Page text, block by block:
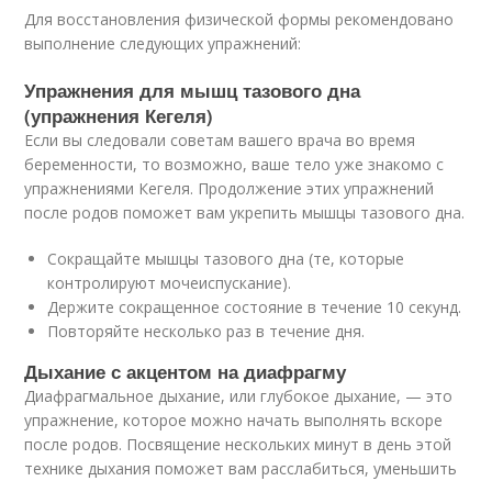
Для восстановления физической формы рекомендовано
выполнение следующих упражнений:
Упражнения для мышц тазового дна
(упражнения Кегеля)
Если вы следовали советам вашего врача во время
беременности, то возможно, ваше тело уже знакомо с
упражнениями Кегеля. Продолжение этих упражнений
после родов поможет вам укрепить мышцы тазового дна.
Сокращайте мышцы тазового дна (те, которые
контролируют мочеиспускание).
Держите сокращенное состояние в течение 10 секунд.
Повторяйте несколько раз в течение дня.
Дыхание с акцентом на диафрагму
Диафрагмальное дыхание, или глубокое дыхание, — это
упражнение, которое можно начать выполнять вскоре
после родов. Посвящение нескольких минут в день этой
технике дыхания поможет вам расслабиться, уменьшить